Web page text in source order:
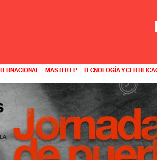
MASTER FP TECNOLOGÍA Y